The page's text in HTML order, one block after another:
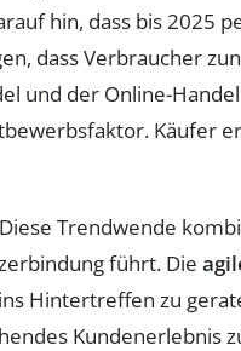
hin, dass bis 2025
dass Verbraucher
und der Online-
Käufer
Trendwende
führt. Die
Hintertreffen zu
Kundenerlebnis